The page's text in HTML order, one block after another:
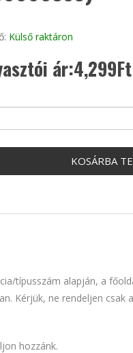
Külső raktáron
ár:4,299Ft
KOSÁRBA
típusszám alapján, a
Kérjük, ne rendeljen csak
hozzánk.